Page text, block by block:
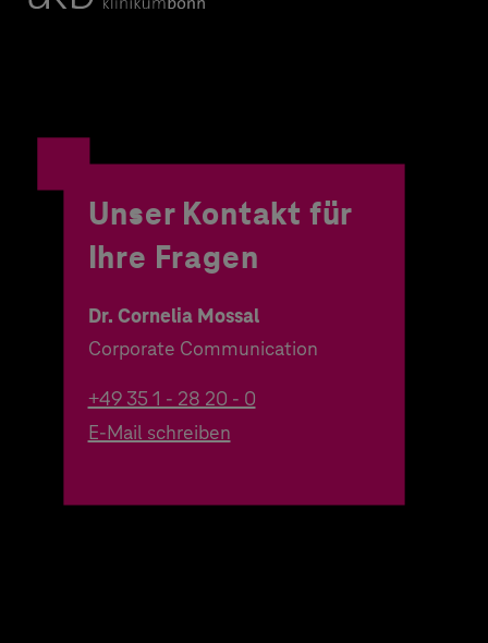
Unser Kontakt für
Ihre Fragen
Dr. Cornelia Mossal
Corporate Communication
+49 35 1 - 28 20 - 0
E-Mail schreiben